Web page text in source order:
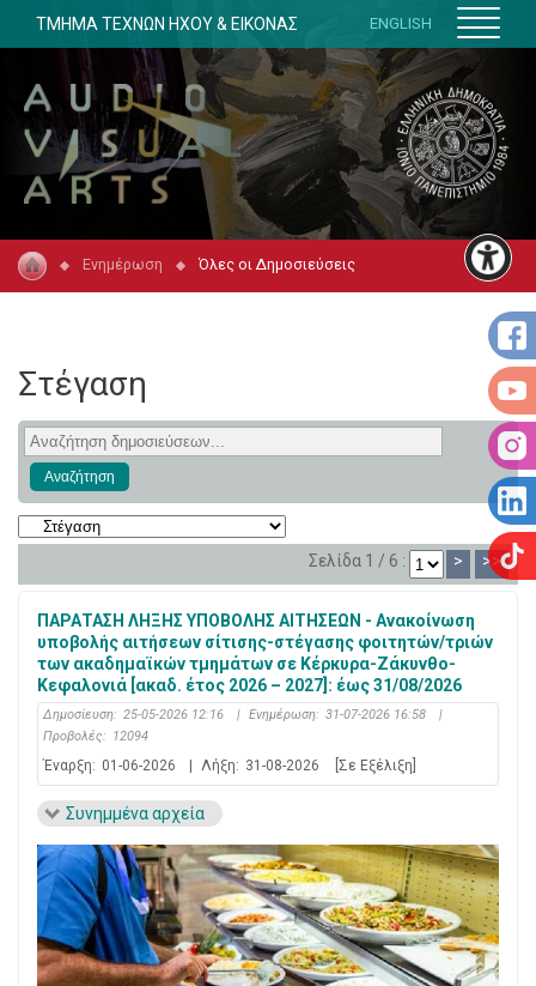
ΤΜΗΜΑ ΤΕΧΝΩΝ ΗΧΟΥ & ΕΙΚΟΝΑΣ ENGLISH
Ενημέρωση Όλες οι Δημοσιεύσεις
Στέγαση
Σελίδα 1 / 6 : > >>
ΠΑΡΑΤΑΣΗ ΛΗΞΗΣ ΥΠΟΒΟΛΗΣ ΑΙΤΗΣΕΩΝ - Ανακοίνωση
υποβολής αιτήσεων σίτισης-στέγασης φοιτητών/τριών
των ακαδημαϊκών τμημάτων σε Κέρκυρα-Ζάκυνθο-
Κεφαλονιά [ακαδ. έτος 2026 – 2027]: έως 31/08/2026
Δημοσίευση: 25-05-2026 12:16 | Ενημέρωση: 31-07-2026 16:58
|
Προβολές: 12094
Έναρξη: 01-06-2026 Λήξη: 31-08-2026 [Σε Εξέλιξη]
Συνημμένα αρχεία